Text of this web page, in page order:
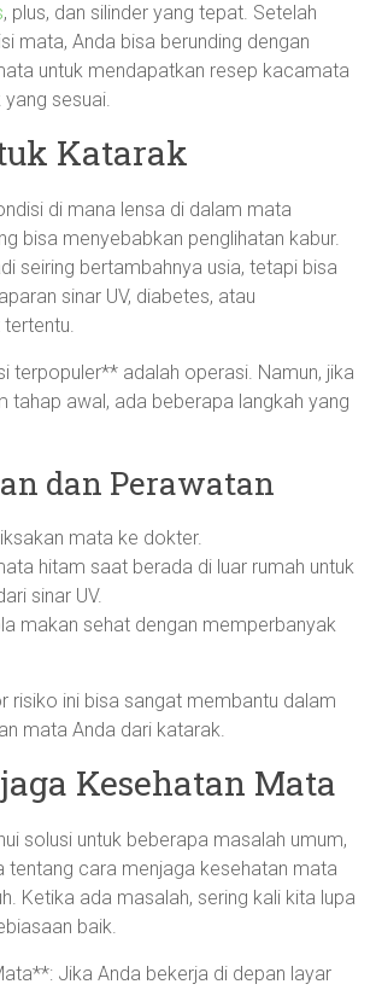
, plus, dan silinder yang tepat. Setelah
mata, Anda bisa berunding dengan
untuk mendapatkan resep kacamata
sesuai.
Katarak
di mana lensa di dalam mata
bisa menyebabkan penglihatan kabur.
seiring bertambahnya usia, tetapi bisa
sinar UV, diabetes, atau
terpopuler** adalah operasi. Namun, jika
tahap awal, ada beberapa langkah yang
dan Perawatan
mata ke dokter.
hitam saat berada di luar rumah untuk
sinar UV.
makan sehat dengan memperbanyak
risiko ini bisa sangat membantu dalam
mata Anda dari katarak.
Kesehatan Mata
solusi untuk beberapa masalah umum,
tentang cara menjaga kesehatan mata
Ketika ada masalah, sering kali kita lupa
baik.
Jika Anda bekerja di depan layar